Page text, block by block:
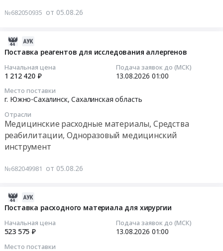
№682050935 от 05.08.26
Поставка реагентов для исследования аллергенов
Начальная цена
1 212 420 ₽
Подача заявок до (МСК)
13.08.2026 01:00
Место поставки
г. Южно-Сахалинск,Сахалинская область
Отрасли
Медицинские расходные материалы, Средства
реабилитации, Одноразовый медицинский
инструмент
№682049981 от 05.08.26
Поставка расходного материала для хирургии
Начальная цена
523 575 ₽
Подача заявок до (МСК)
13.08.2026 01:00
Место поставки